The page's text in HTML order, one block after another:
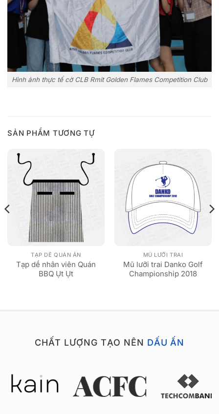
Hình ảnh thực tế cờ CLB Rmit Golden Flames Competition Club
SẢN PHẨM TƯƠNG TỰ
TẠP DỀ QUÁN ĂN
Tạp dề nhân viên Quán
BBQ Ụt Ụt
MŨ LƯỠI TRAI
Mũ lưỡi trai Danko Golf
Championship 2018
CHẤT LƯỢNG TẠO NÊN DẤU ẤN